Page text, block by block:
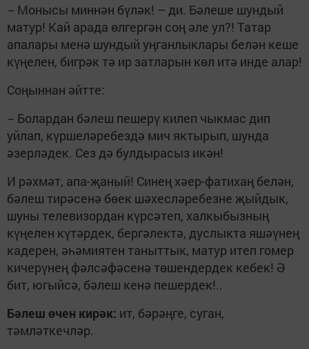
– Монысы миннән бүләк! – ди. Бәлеше шундый
матур! Кай арада өлгергән соң әле ул?! Татар
апалары менә шундый уңганлыклары белән кеше
күңелен, бигрәк тә ир затларын көл итә инде алар!
Соңыннан әйтте:
– Болардан бәлеш пешерү килеп чыкмас дип
уйлап, күршеләребездә мич яктырып, шунда
әзерләдек. Сез дә булдырасыз икән!
И рәхмәт, апа-җаный! Синең хәер-фатихаң белән,
бәлеш тирәсенә бөек шәхесләребезне җыйдык,
шуны телевизордан күрсәтеп, халкыбызның
күңелен күтәрдек, бергәлектә, дуслыкта яшәүнең
кадерен, әһәмиятен таныттык, матур итеп гомер
кичерүнең фәлсәфәсенә төшендердек кебек! Ә
бит, югыйсә, бәлеш кенә пешердек!..
Бәлеш өчен кирәк: ит, бәрәңге, суган,
тәмләткечләр.